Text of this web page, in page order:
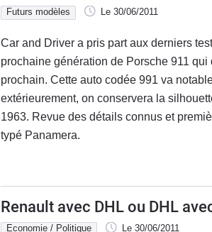
Futurs modèles Le 30/06/2011
Car and Driver a pris part aux derniers
prochaine génération de Porsche 911
prochain. Cette auto codée 991 va
extérieurement, on conservera la
1963. Revue des détails connus et
typé Panamera.
Renault avec DHL ou DHL
Economie / Politique Le 30/06/2011